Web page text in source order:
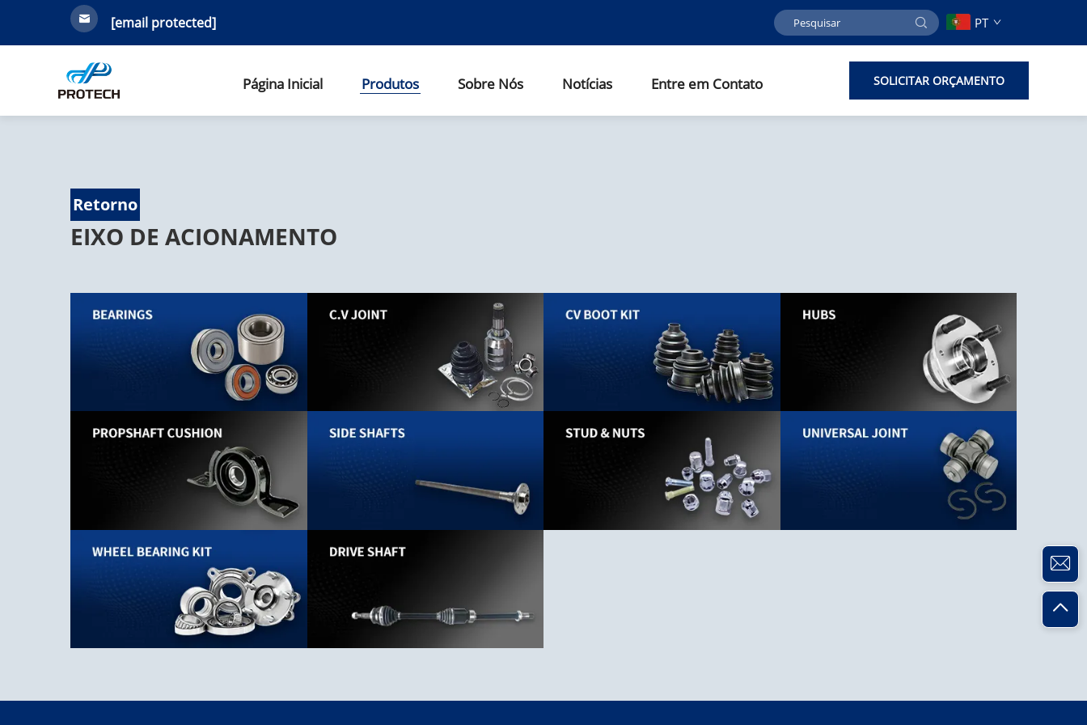
[email protected] PT
Página Inicial Produtos Sobre Nós Notícias Entre em Contato SOLICITAR ORÇAMENTO
Retorno
EIXO DE ACIONAMENTO